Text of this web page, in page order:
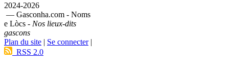
2024-2026
— Gasconha.com - Noms
e Lòcs - Nos lieux-dits
gascons
Plan du site | Se connecter|
RSS 2.0